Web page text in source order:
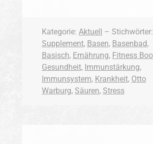
Kategorie: Aktuell – Stichwörter:
Supplement, Basen, Basenbad,
Basisch, Ernährung, Fitness
Gesundheit, Immunstärkung,
Immunsystem, Krankheit, Otto
Warburg, Säuren, Stress